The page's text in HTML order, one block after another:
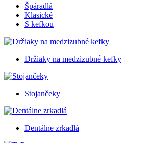
Špáradlá
Klasické
S kefkou
Držiaky na medzizubné kefky
Stojančeky
Dentálne zrkadlá